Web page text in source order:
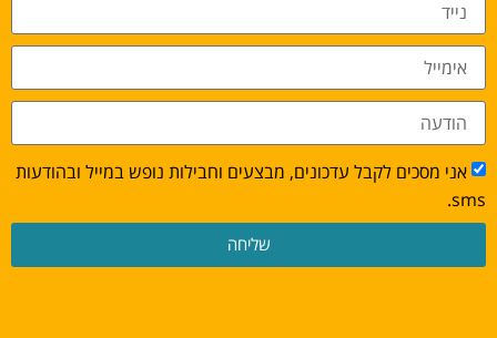
אני מסכים לקבל עדכונים, מבצעים וחבילות נופש במייל ובהודעות
sms.
שליחה